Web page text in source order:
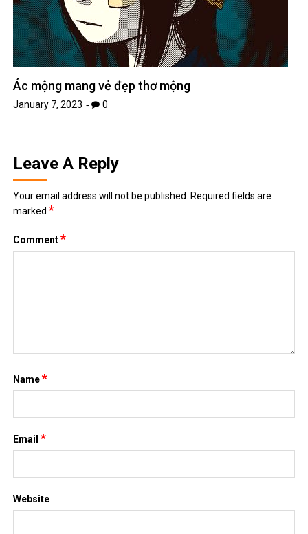
Ác mộng mang vẻ đẹp thơ mộng
January 7, 2023 0
Leave A Reply
Your email address will not be published. Required fields are
marked*
Comment*
Name*
Email*
Website